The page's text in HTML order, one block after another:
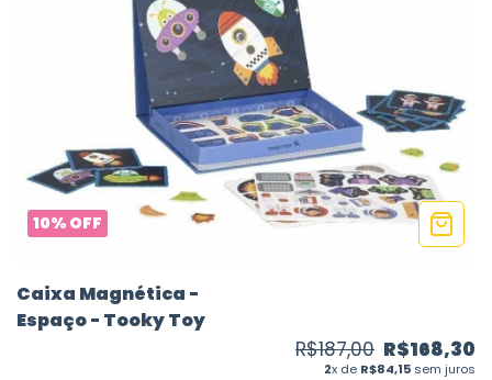
10% OFF
Caixa Magnética -
Espaço - Tooky Toy
R$187,00 R$168,30
2x de R$84,15 sem juros